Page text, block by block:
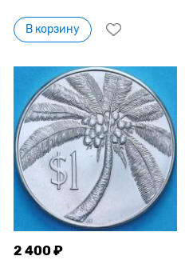
В корзину
2 400 ₽